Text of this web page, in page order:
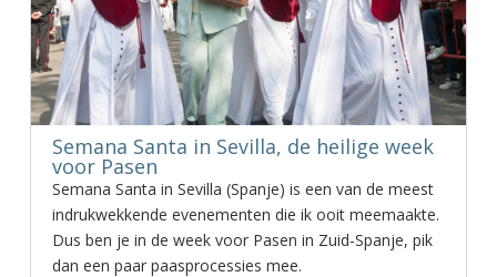
Semana Santa in Sevilla, de heilige week
voor Pasen
Semana Santa in Sevilla (Spanje) is een van de meest
indrukwekkende evenementen die ik ooit meemaakte.
Dus ben je in de week voor Pasen in Zuid-Spanje, pik
dan een paar paasprocessies mee.